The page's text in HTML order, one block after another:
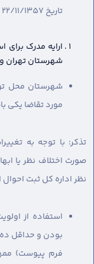
تاریخ 22/11/1357 تا کنون)
ارایه مدرک
شهرستان تهران
شهرستان محل
مورد تقاضا یکی
تذکر: با توجه به
صورت اختلاف نظر یا
نظر اداره کل ثبت
استفاده از
بودن و حداقل
فرم پیوست)